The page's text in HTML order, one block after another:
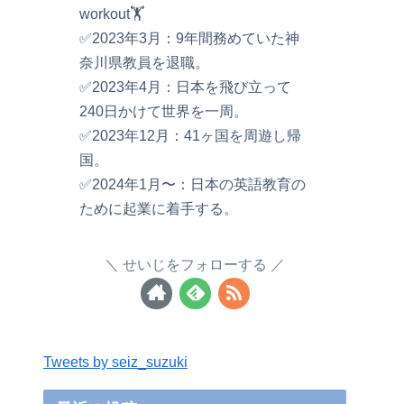
workout🏋️
✅2023年3月：9年間務めていた神
奈川県教員を退職。
✅2023年4月：日本を飛び立って
240日かけて世界を一周。
✅2023年12月：41ヶ国を周遊し帰
国。
✅2024年1月〜：日本の英語教育の
ために起業に着手する。
せいじをフォローする
Tweets by seiz_suzuki